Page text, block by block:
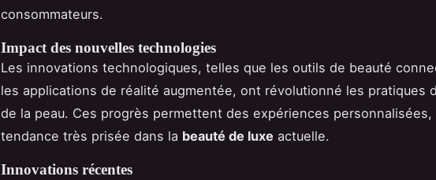
consommateurs.
Impact des nouvelles technologies
Les innovations technologiques, telles que les outils de beauté
les applications de réalité augmentée, ont révolutionné les pratiques
de la peau. Ces progrès permettent des expériences personnalisées,
tendance très prisée dans la beauté de luxe actuelle.
Innovations récentes